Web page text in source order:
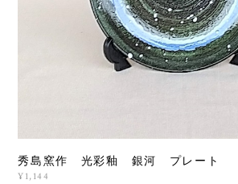
秀島窯作 光彩釉 銀河 プレート （
¥1,144